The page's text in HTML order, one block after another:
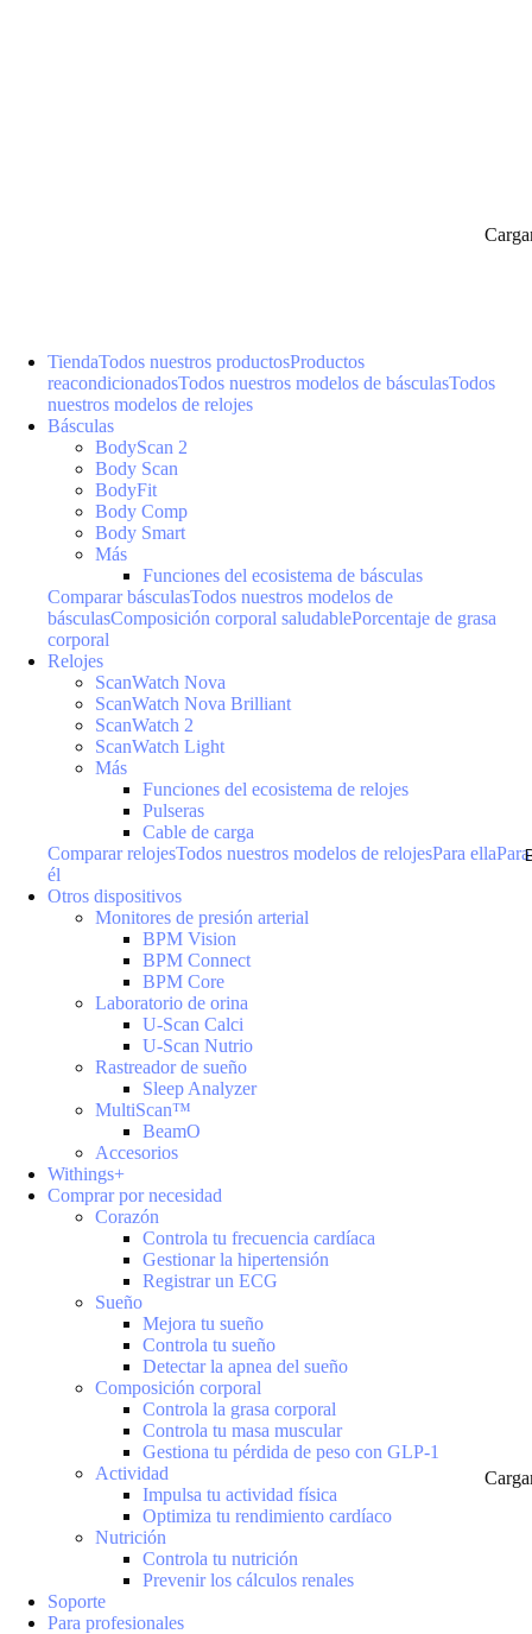
TiendaTodos nuestros productosProductos
reacondicionadosTodos nuestros modelos de básculasTodos
nuestros modelos de relojes
Básculas
BodyScan 2
Body Scan
BodyFit
Body Comp
Body Smart
Más
Funciones del ecosistema de básculas
Comparar básculasTodos nuestros modelos de
básculasComposición corporal saludablePorcentaje de grasa
corporal
Relojes
ScanWatch Nova
ScanWatch Nova Brilliant
ScanWatch 2
ScanWatch Light
Más
Funciones del ecosistema de relojes
Pulseras
Cable de carga
Comparar relojesTodos nuestros modelos de relojesPara ellaPara
él
Otros dispositivos
Monitores de presión arterial
BPM Vision
BPM Connect
BPM Core
Laboratorio de orina
U-Scan Calci
U-Scan Nutrio
Rastreador de sueño
Sleep Analyzer
MultiScan™
BeamO
Accesorios
Withings+
Comprar por necesidad
Corazón
Controla tu frecuencia cardíaca
Gestionar la hipertensión
Registrar un ECG
Sueño
Mejora tu sueño
Controla tu sueño
Detectar la apnea del sueño
Composición corporal
Controla la grasa corporal
Controla tu masa muscular
Gestiona tu pérdida de peso con GLP-1
Actividad
Impulsa tu actividad física
Optimiza tu rendimiento cardíaco
Nutrición
Controla tu nutrición
Prevenir los cálculos renales
Soporte
Para profesionales